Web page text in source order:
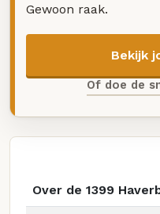
Gewoon raak.
Bekijk
Of doe de
Over de 1399